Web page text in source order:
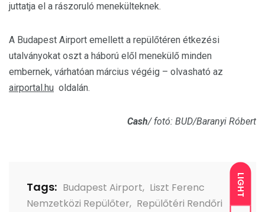
LIGHT
juttatja el a rászoruló menekülteknek.
A Budapest Airport emellett a repülőtéren étkezési
utalványokat oszt a háború elől menekülő minden
embernek, várhatóan március végéig – olvasható az
airportal.hu oldalán.
Cash/ fotó: BUD/Baranyi Róbert
Tags: Budapest Airport, Liszt Ferenc
Nemzetközi Repülőter, Repülőtéri Rendőri